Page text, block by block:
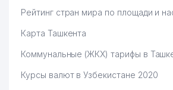
Рейтинг стран мира по площади и
Карта Ташкента
Коммунальные (ЖКХ) тарифы в
Курсы валют в Узбекистане 2020